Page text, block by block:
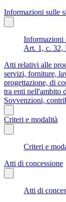
Informazioni sulle
Informazioni
Art. 1, c. 32,
Atti relativi alle
servizi, forniture,
progettazione, di
tra enti nell'ambito
Sovvenzioni,
Criteri e modalità
Criteri e
Atti di concessione
Atti di